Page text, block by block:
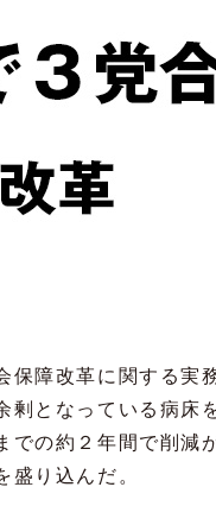
保障改革に関する実
剰となっている病床
での約２年間で削減
り込んだ。